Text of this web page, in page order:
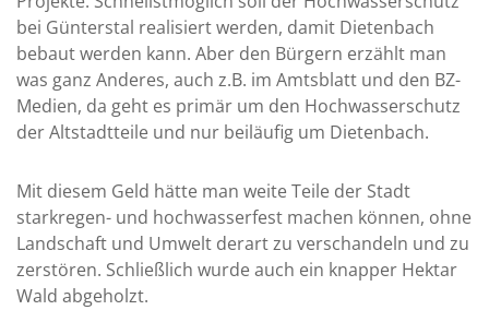
bei Günterstal realisiert werden, damit Dietenbach
bebaut werden kann. Aber den Bürgern erzählt man
was ganz Anderes, auch z.B. im Amtsblatt und den BZ-
Medien, da geht es primär um den Hochwasserschutz
der Altstadtteile und nur beiläufig um Dietenbach.
Mit diesem Geld hätte man weite Teile der Stadt
starkregen- und hochwasserfest machen können, ohne
Landschaft und Umwelt derart zu verschandeln und zu
zerstören. Schließlich wurde auch ein knapper Hektar
Wald abgeholzt.